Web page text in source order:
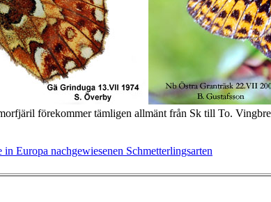
förekommer tämligen allmänt från Sk till To.
Europa nachgewiesenen Schmetterlingsarten